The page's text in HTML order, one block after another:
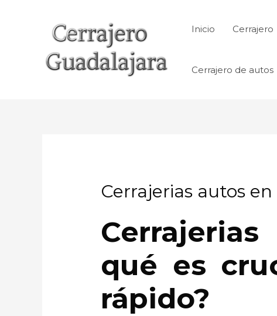
Inicio Cerrajero
Cerrajero de autos
Cerrajerias autos
qué es
rápido?